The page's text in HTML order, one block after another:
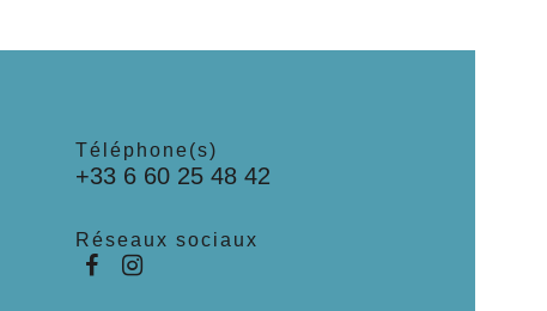
Téléphone(s)
+33 6 60 25 48 42
Réseaux sociaux